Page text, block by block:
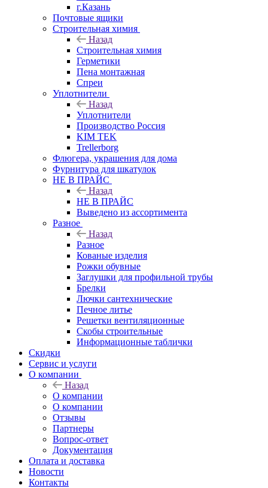
г.Казань
Почтовые ящики
Строительная химия
Назад
Строительная химия
Герметики
Пена монтажная
Спреи
Уплотнители
Назад
Уплотнители
Производство Россия
KIM TEK
Trellerborg
Флюгера, украшения для дома
Фурнитура для шкатулок
НЕ В ПРАЙС
Назад
НЕ В ПРАЙС
Выведено из ассортимента
Разное
Назад
Разное
Кованые изделия
Рожки обувные
Заглушки для профильной трубы
Брелки
Лючки сантехнические
Печное литье
Решетки вентиляционные
Скобы строительные
Информационные таблички
Скидки
Сервис и услуги
О компании
Назад
О компании
О компании
Отзывы
Партнеры
Вопрос-ответ
Документация
Оплата и доставка
Новости
Контакты